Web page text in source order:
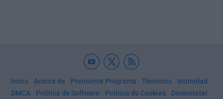
Inicio Acerca de Prensente Programa Términos
Intimidad
DMCA
Política de Software Política de Cookies Desinstalar